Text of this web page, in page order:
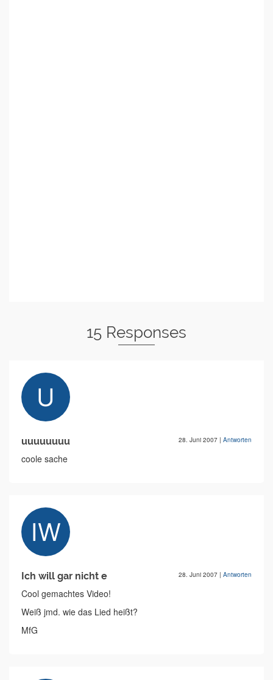
15 Responses
uuuuuuuu 28. Juni 2007 | Antworten
coole sache
Ich will gar nicht e 28. Juni 2007 | Antworten
Cool gemachtes Video!
Weiß jmd. wie das Lied heißt?
MfG